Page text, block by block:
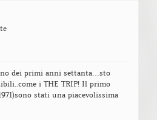
dei primi anni settanta…sto
i THE TRIP! Il primo
stati una piacevolissima